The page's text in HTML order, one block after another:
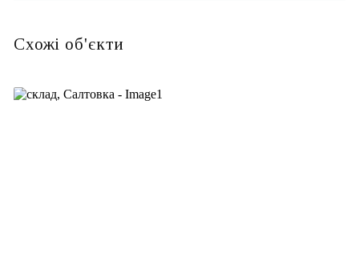
Схожі об'єкти